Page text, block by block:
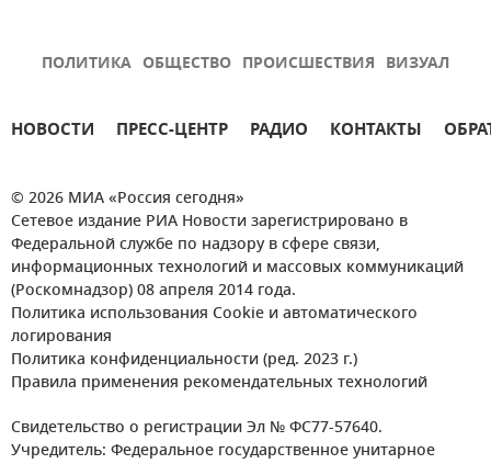
ПОЛИТИКА ОБЩЕСТВО ПРОИСШЕСТВИЯ ВИЗУАЛ
НОВОСТИ ПРЕСС-ЦЕНТР РАДИО КОНТАКТЫ
© 2026 МИА «Россия сегодня»
Сетевое издание РИА Новости зарегистрировано в
Федеральной службе по надзору в сфере связи,
информационных технологий и массовых коммуникаций
(Роскомнадзор) 08 апреля 2014 года.
Политика использования Cookie и автоматического
логирования
Политика конфиденциальности (ред. 2023 г.)
Правила применения рекомендательных технологий
Свидетельство о регистрации Эл № ФС77-57640.
Учредитель: Федеральное государственное унитарное